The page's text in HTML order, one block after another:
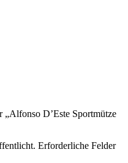
„Alfonso D’Este Sportmütze
Erforderliche Felder